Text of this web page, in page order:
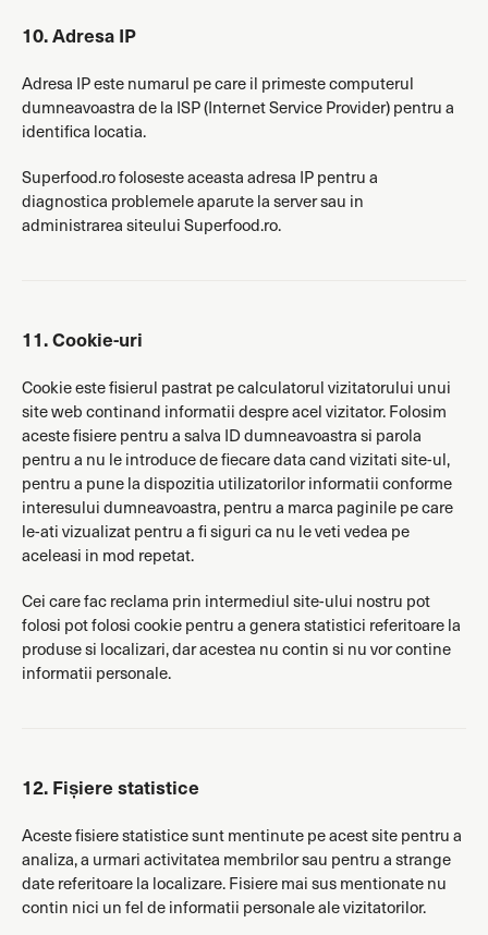
10. Adresa IP
Adresa IP este numarul pe care il primeste computerul
dumneavoastra de la ISP (Internet Service Provider) pentru a
identifica locatia.
Superfood.ro foloseste aceasta adresa IP pentru a
diagnostica problemele aparute la server sau in
administrarea siteului Superfood.ro.
11. Cookie-uri
Cookie este fisierul pastrat pe calculatorul vizitatorului unui
site web continand informatii despre acel vizitator. Folosim
aceste fisiere pentru a salva ID dumneavoastra si parola
pentru a nu le introduce de fiecare data cand vizitati site-ul,
pentru a pune la dispozitia utilizatorilor informatii conforme
interesului dumneavoastra, pentru a marca paginile pe care
le-ati vizualizat pentru a fi siguri ca nu le veti vedea pe
aceleasi in mod repetat.
Cei care fac reclama prin intermediul site-ului nostru pot
folosi pot folosi cookie pentru a genera statistici referitoare la
produse si localizari, dar acestea nu contin si nu vor contine
informatii personale.
12. Fișiere statistice
Aceste fisiere statistice sunt mentinute pe acest site pentru a
analiza, a urmari activitatea membrilor sau pentru a strange
date referitoare la localizare. Fisiere mai sus mentionate nu
contin nici un fel de informatii personale ale vizitatorilor.